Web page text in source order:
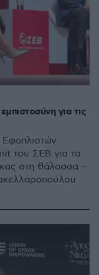
για τις
του ΣΕΒ για τα
στη θάλασσα –